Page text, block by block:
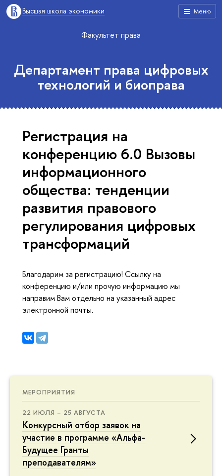
Меню
ысшая школа экономики
МЕРОПРИЯТИЯ
22 ИЮЛЯ – 25 АВГУСТА
Конкурсный отбор заявок на
участие в программе «Альфа-
Будущее Гранты
преподавателям»
Факультет права
Департамент права цифровых
технологий и биоправа
Регистрация на
конференцию 6.0 Вызовы
информационного
общества: тенденции
развития правового
регулирования цифровых
трансформаций
Благодарим за регистрацию! Ссылку на
конференцию и/или прочую информацию мы
направим Вам отдельно на указанный адрес
электронной почты.